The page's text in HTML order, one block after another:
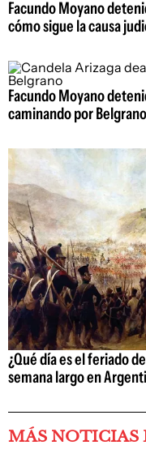
Facundo Moyano
cómo sigue la causa
Facundo Moyano
caminando por Belgrano
¿Qué día es el feriado
semana largo en
MÁS NOTICIAS